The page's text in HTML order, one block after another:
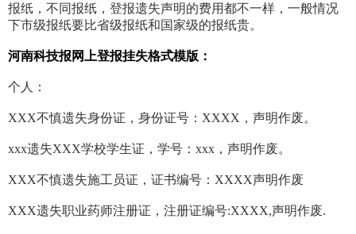
报纸，不同报纸，登报遗失声明的费用都不一样，一般情况
下市级报纸要比省级报纸和国家级的报纸贵。
河南科技报网上登报挂失格式模版：
个人：
XXX不慎遗失身份证，身份证号：XXXX，声明作废。
xxx遗失XXX学校学生证，学号：xxx，声明作废。
XXX不慎遗失施工员证，证书编号：XXXX声明作废
XXX遗失职业药师注册证，注册证编号:XXXX,声明作废.